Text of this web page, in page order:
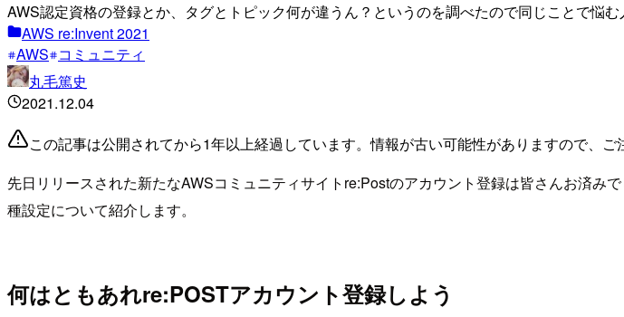
AWS認定資格の登録とか、タグとトピック何が違うん？というのを調べたので同じことで悩む
AWS re:Invent 2021
AWS コミュニティ
丸毛篤史
2021.12.04
この記事は公開されてから1年以上経過しています。情報が古い可能性がありますので、ご
先日リリースされた新たなAWSコミュニティサイトre:Postのアカウント登録は皆さんお済
種設定について紹介します。
何はともあれre:POSTアカウント登録しよう